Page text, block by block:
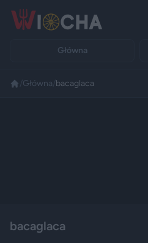
Główna
Główna bacaglaca
bacaglaca